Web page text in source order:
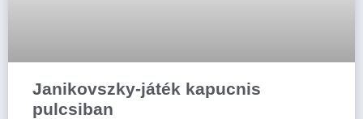
Janikovszky-játék kapucnis
pulcsiban